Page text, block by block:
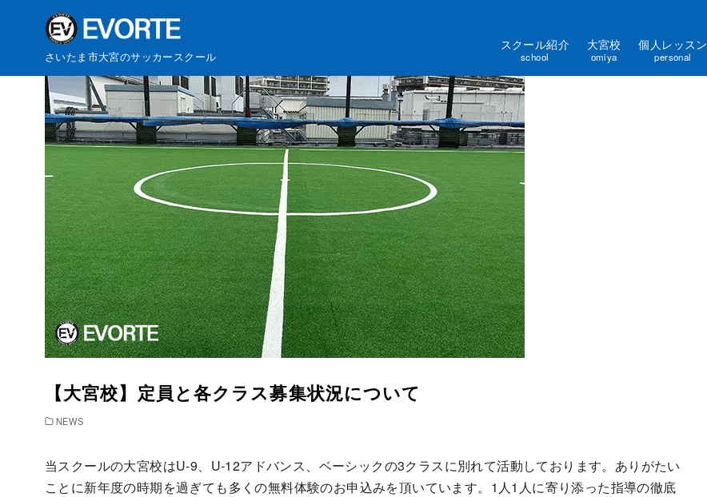
さいたま市大宮のサッカースクール
スクール紹介
school
大宮校
omiya
個人レッスン
personal
【大宮校】定員と各クラス募集状況について
NEWS
当スクールの大宮校はU-9、U-12アドバンス、ベーシックの3クラスに別れて活動しております。ありがたい
ことに新年度の時期を過ぎても多くの無料体験のお申込みを頂いています。1人1人に寄り添った指導の徹底